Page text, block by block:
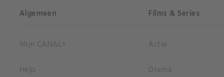
Algemeen
Mijn CANAL+
Help
Films & Series
Actie
Drama